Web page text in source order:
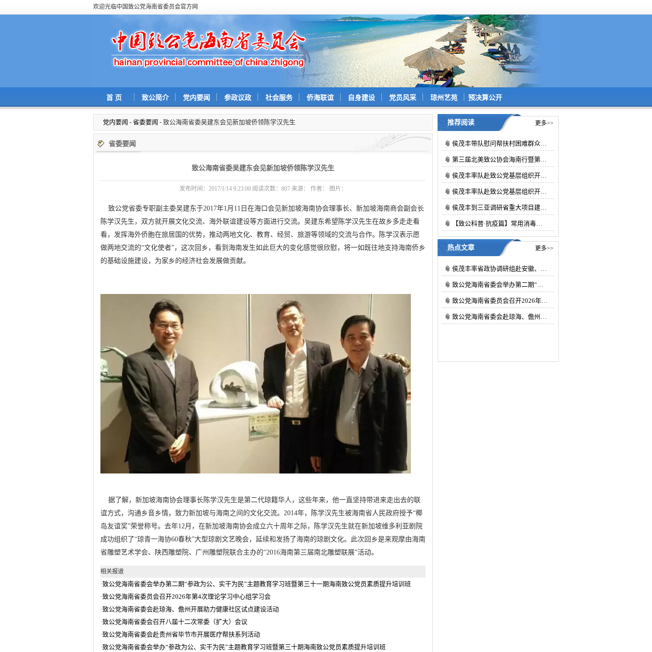
欢迎光临中国致公党海南省委员会官方网
首 页 致公简介 党内要闻 参政议政 社会服务 侨海联谊 自身建设 党员风采 琼州艺苑 预决算公开
党内要闻 - 省委要闻 - 致公海南省委吴建东会见新加坡侨领陈学汉先生
省委要闻
致公海南省委吴建东会见新加坡侨领陈学汉先生
发布时间：2017/1/14 9:23:00 阅读次数： 807 来源： 作者： 图片：
致公党省委专职副主委吴建东于2017年1月11日在海口会见新加坡海南协会理事长、新加坡海南商会副会长
陈学汉先生，双方就开展文化交流、海外联谊建设等方面进行交流。吴建东希望陈学汉先生在故乡多走走看
看，发挥海外侨胞在旅居国的优势，推动两地文化、教育、经贸、旅游等领域的交流与合作。陈学汉表示愿
做两地交流的“文化使者”，这次回乡，看到海南发生如此巨大的变化感觉很欣慰，将一如既往地支持海南侨乡
的基础设施建设，为家乡的经济社会发展做贡献。
据了解，新加坡海南协会理事长陈学汉先生是第二代琼籍华人，这些年来，他一直坚持带进来走出去的联
谊方式，沟通乡音乡情，致力新加坡与海南之间的文化交流。2014年，陈学汉先生被海南省人民政府授予“椰
岛友谊奖”荣誉称号。去年12月，在新加坡海南协会成立六十周年之际，陈学汉先生就在新加坡维多利亚剧院
成功组织了“琼青一海协60春秋”大型琼剧文艺晚会，延续和发扬了海南的琼剧文化。此次回乡是来观摩由海南
省雕塑艺术学会、陕西雕塑院、广州雕塑院联合主办的“2016海南第三届南北雕塑联展”活动。
相关报道
·致公党海南省委会举办第二期“参政为公、实干为民”主题教育学习班暨第三十一期海南致公党员素质提升培训班
·致公党海南省委员会召开2026年第4次理论学习中心组学习会
·致公党海南省委会赴琼海、儋州开展助力健康社区试点建设活动
·致公党海南省委会召开八届十二次常委（扩大）会议
·致公党海南省委会赴贵州省毕节市开展医疗帮扶系列活动
·致公党海南省委会举办“参政为公、实干为民”主题教育学习班暨第三十期海南致公党员素质提升培训班
推荐阅读 更多>>
侯茂丰带队慰问帮扶村困难群众…
第三届北美致公协会海南行暨第…
侯茂丰率队赴致公党基层组织开…
侯茂丰率队赴致公党基层组织开…
侯茂丰到三亚调研省重大项目建…
【致公科普·抗疫篇】常用消毒…
热点文章 更多>>
侯茂丰率省政协调研组赴安徽、…
致公党海南省委会举办第二期“…
致公党海南省委员会召开2026年…
致公党海南省委会赴琼海、儋州…